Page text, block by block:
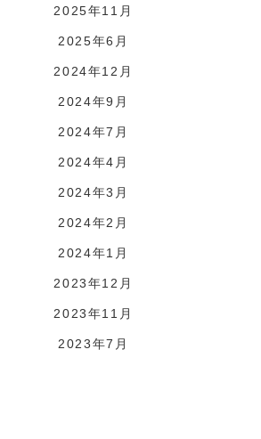
2025年11月
2025年6月
2024年12月
2024年9月
2024年7月
2024年4月
2024年3月
2024年2月
2024年1月
2023年12月
2023年11月
2023年7月